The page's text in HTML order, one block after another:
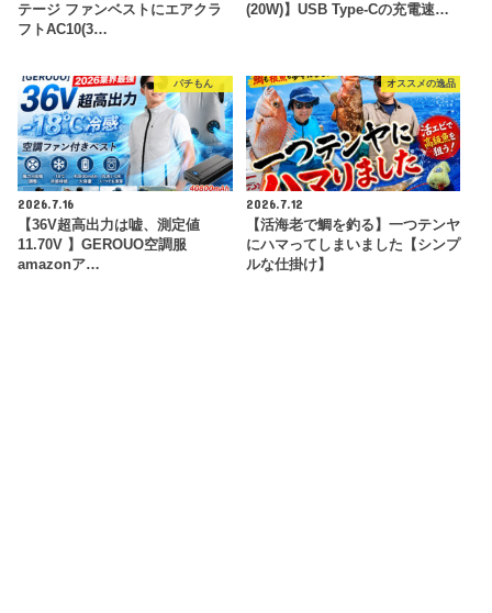
テージ ファンベストにエアクラ
フトAC10(3…
(20W)】USB Type-Cの充電速…
パチもん
2026.7.16
【36V超高出力は嘘、測定値
11.70V 】GEROUO空調服
amazonア…
オススメの逸品
2026.7.12
【活海老で鯛を釣る】一つテンヤ
にハマってしまいました【シンプ
ルな仕掛け】